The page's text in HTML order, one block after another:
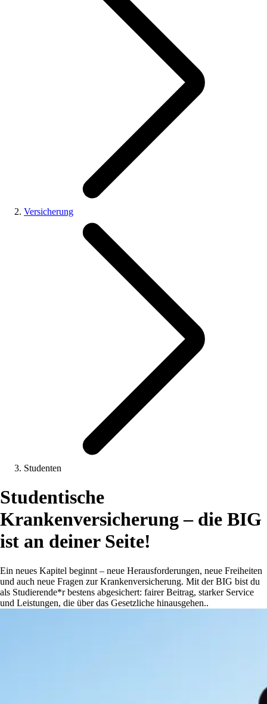
Versicherung
Studenten
Studentische
Krankenversicherung – die BIG
ist an deiner Seite!
Ein neues Kapitel beginnt – neue Herausforderungen, neue Freiheiten
und auch neue Fragen zur Krankenversicherung. Mit der BIG bist du
als Studierende*r bestens abgesichert: fairer Beitrag, starker Service
und Leistungen, die über das Gesetzliche hinausgehen..